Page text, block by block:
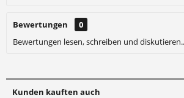
Bewertungen
0
Bewertungen lesen, schreiben und
Kunden kauften auch